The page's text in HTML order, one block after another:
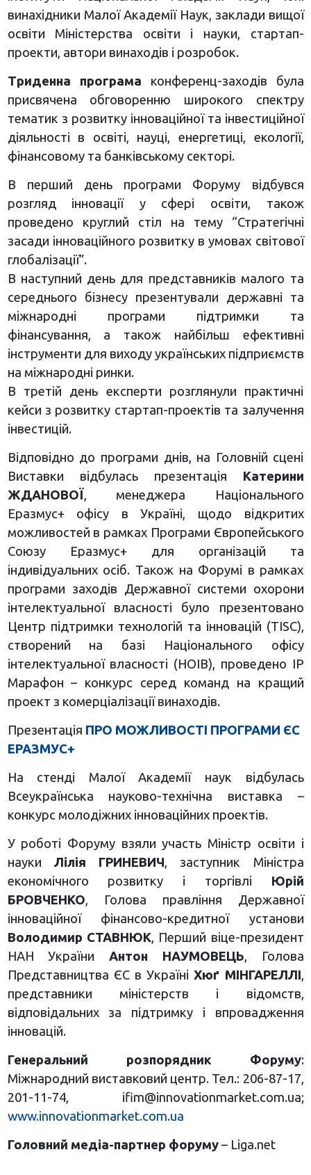
винахідники Малої Академії Наук, заклади вищої
освіти Міністерства освіти і науки, стартап-
проекти, автори винаходів і розробок.
Триденна програма конференц-заходів була
присвячена обговоренню широкого спектру
тематик з розвитку інноваційної та інвестиційної
діяльності в освіті, науці, енергетиці, екології,
фінансовому та банківському секторі.
В перший день програми Форуму відбувся
розгляд інновації у сфері освіти, також
проведено круглий стіл на тему “Стратегічні
засади інноваційного розвитку в умовах світової
глобалізації”.
В наступний день для представників малого та
середнього бізнесу презентували державні та
міжнародні програми підтримки та
фінансування, а також найбільш ефективні
інструменти для виходу українських підприємств
на міжнародні ринки.
В третій день експерти розглянули практичні
кейси з розвитку стартап-проектів та залучення
інвестицій.
Відповідно до програми днів, на Головній сцені
Виставки відбулась презентація Катерини
ЖДАНОВОЇ, менеджера Національного
Еразмус+ офісу в Україні, щодо відкритих
можливостей в рамках Програми Європейського
Союзу Еразмус+ для організацій та
індивідуальних осіб. Також на Форумі в рамках
програми заходів Державної системи охорони
інтелектуальної власності було презентовано
Центр підтримки технологій та інновацій (TISC),
створений на базі Національного офісу
інтелектуальної власності (НОІВ), проведено IP
Марафон – конкурс серед команд на кращий
проект з комерціалізації винаходів.
Презентація ПРО МОЖЛИВОСТІ ПРОГРАМИ ЄС
ЕРАЗМУС+
На стенді Малої Академії наук відбулась
Всеукраїнська науково-технічна виставка –
конкурс молодіжних інноваційних проектів.
У роботі Форуму взяли участь Міністр освіти і
науки Лілія ГРИНЕВИЧ , заступник Міністра
економічного розвитку і торгівлі Юрій
БРОВЧЕНКО , Голова правління Державної
інноваційної фінансово-кредитної установи
Володимир СТАВНЮК, Перший віце-президент
НАН України Антон НАУМОВЕЦЬ , Голова
Представництва ЄС в УкраїніХюґ МІНГАРЕЛЛІ
представники міністерств і відомств,
відповідальних за підтримку і впровадження
інновацій.
Генеральний розпорядник Форуму:
Міжнародний виставковий центр. Тел.: 206-87-17,
201-11-74, ifim@innovationmarket.com.ua;
www.innovationmarket.com.ua
Головний медіа-партнер форуму– Liga.net